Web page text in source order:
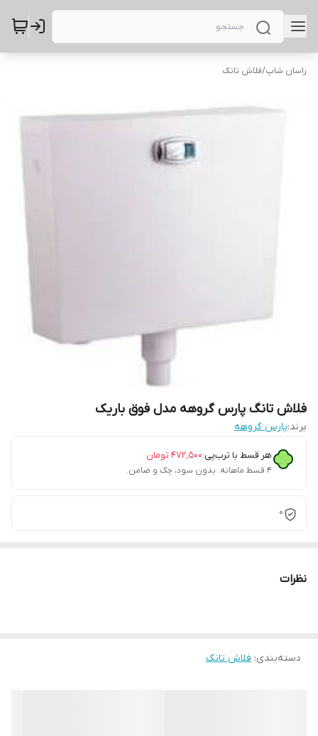
راسان شاپ/فلاش تانک
فلاش تانگ پارس گروهه مدل فوق باریک
برند:پارس گروهه
هر قسط با ترب‌پی:۴۷۲٬۵۰۰ تومان
۴ قسط ماهانه. بدون سود، چک و ضامن.
0
نظرات
دسته‌بندی: فلاش تانک